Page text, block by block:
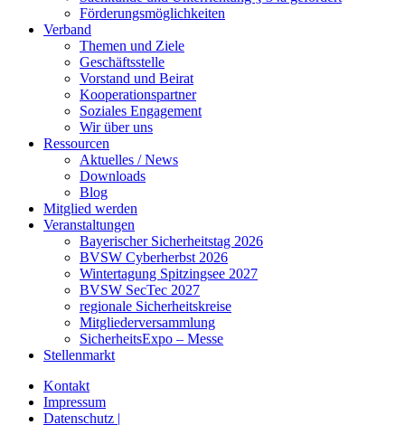
Förderungsmöglichkeiten
Verband
Themen und Ziele
Geschäftsstelle
Vorstand und Beirat
Kooperationspartner
Soziales Engagement
Wir über uns
Ressourcen
Aktuelles / News
Downloads
Blog
Mitglied werden
Veranstaltungen
Bayerischer Sicherheitstag 2026
BVSW Cyberherbst 2026
Wintertagung Spitzingsee 2027
BVSW SecTec 2027
regionale Sicherheitskreise
Mitgliederversammlung
SicherheitsExpo – Messe
Stellenmarkt
Kontakt
Impressum
Datenschutz |